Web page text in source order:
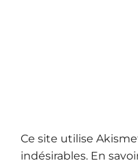
Ce site utilise
indésirables. En